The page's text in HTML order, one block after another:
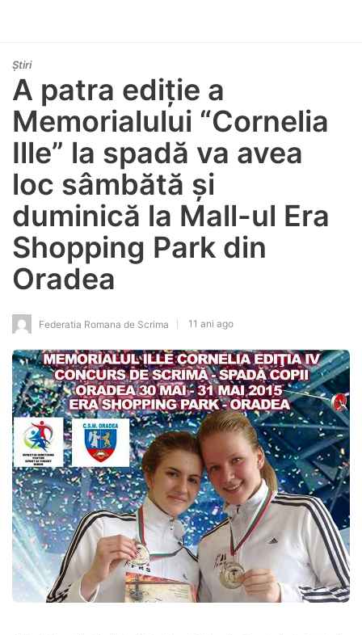
Știri
A patra ediție a
Memorialului “Cornelia
Ille” la spadă va avea
loc sâmbătă și
duminică la Mall-ul Era
Shopping Park din
Oradea
Federatia Romana de Scrima 11 ani ago